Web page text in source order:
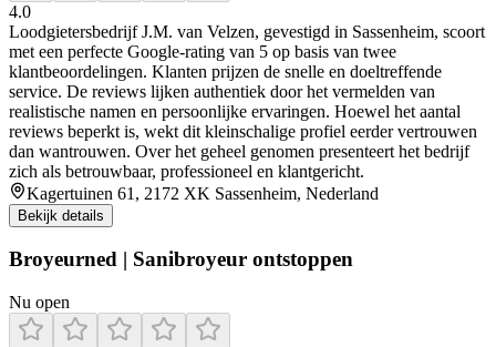
4.0
Loodgietersbedrijf J.M. van Velzen, gevestigd in Sassenheim, scoort
met een perfecte Google-rating van 5 op basis van twee
klantbeoordelingen. Klanten prijzen de snelle en doeltreffende
service. De reviews lijken authentiek door het vermelden van
realistische namen en persoonlijke ervaringen. Hoewel het aantal
reviews beperkt is, wekt dit kleinschalige profiel eerder vertrouwen
dan wantrouwen. Over het geheel genomen presenteert het bedrijf
zich als betrouwbaar, professioneel en klantgericht.
Kagertuinen 61, 2172 XK Sassenheim, Nederland
Bekijk details
Broyeurned | Sanibroyeur ontstoppen
Nu open